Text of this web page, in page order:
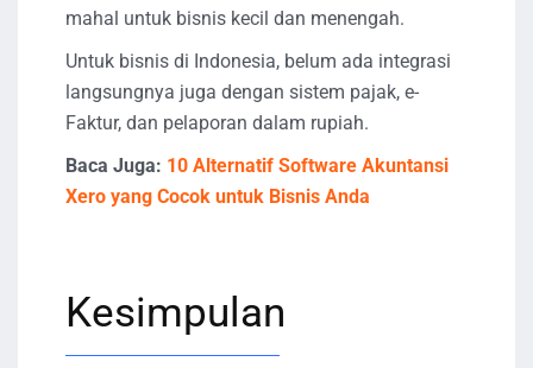
mahal untuk bisnis kecil dan menengah.
Untuk bisnis di Indonesia, belum ada integrasi
langsungnya juga dengan sistem pajak, e-
Faktur, dan pelaporan dalam rupiah.
Baca Juga: 10 Alternatif Software Akuntansi
Xero yang Cocok untuk Bisnis Anda
Kesimpulan